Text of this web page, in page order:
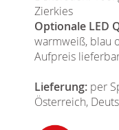
Zierkies
Optionale LED
warmweiß, blau
Aufpreis
Lieferung: per
Österreich,